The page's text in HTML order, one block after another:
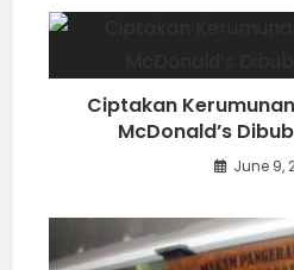
Ciptakan
McDonald’s
June 9,